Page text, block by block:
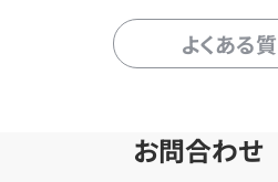
よくある
お問合わせ